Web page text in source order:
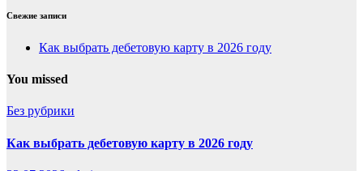
Свежие записи
Как выбрать дебетовую карту в 2026 году
You missed
Без рубрики
Как выбрать дебетовую карту в 2026 году